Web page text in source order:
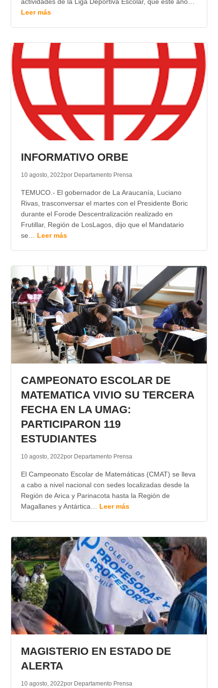
actividades de la Liga Deportiva Escolar, que este año…
Leer más
INFORMATIVO ORBE
10 agosto, 2022por Departamento Prensa
TEMUCO.- El gobernador de La Araucanía, Luciano
Rivas, trasconversar el martes con el Presidente Boric
durante el Forode Descentralización realizado en
Frutillar, Región de LosLagos, dijo que el Mandatario
se… Leer más
CAMPEONATO ESCOLAR DE
MATEMATICA VIVIO SU TERCERA
FECHA EN LA UMAG:
PARTICIPARON 119
ESTUDIANTES
10 agosto, 2022por Departamento Prensa
El Campeonato Escolar de Matemáticas (CMAT) se lleva
a cabo a nivel nacional con sedes localizadas desde la
Región de Arica y Parinacota hasta la Región de
Magallanes y Antártica… Leer más
MAGISTERIO EN ESTADO DE
ALERTA
10 agosto, 2022por Departamento Prensa